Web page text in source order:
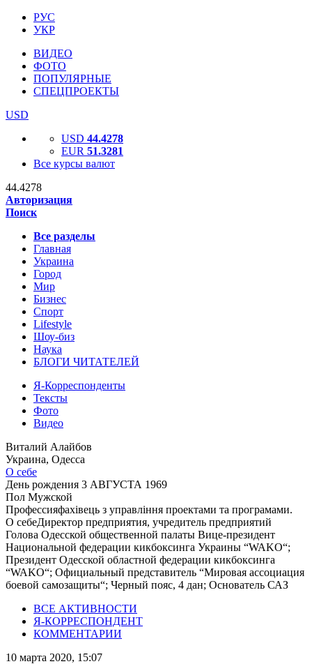
РУС
УКР
ВИДЕО
ФОТО
ПОПУЛЯРНЫЕ
СПЕЦПРОЕКТЫ
USD
USD 44.4278
EUR 51.3281
Все курсы валют
44.4278
Авторизация
Поиск
Все разделы
Главная
Украина
Город
Мир
Бизнес
Спорт
Lifestyle
Шоу-биз
Наука
БЛОГИ ЧИТАТЕЛЕЙ
Я-Корреспонденты
Тексты
Фото
Видео
Виталий Алайбов
Украина, Одесса
О себе
День рождения 3 АВГУСТА 1969
Пол Мужской
Профессияфахівець з управління проектами та програмами.
О себеДиректор предприятия, учредитель предприятий
Голова Одесской общественной палаты Вице-президент
Национальной федерации кикбоксинга Украины “WAKO“;
Президент Одесской областной федерации кикбоксинга
“WAKO“; Официальный представитель “Мировая ассоциация
боевой самозащиты“; Черный пояс, 4 дан; Основатель САЗ
ВСЕ АКТИВНОСТИ
Я-КОРРЕСПОНДЕНТ
КОММЕНТАРИИ
10 марта 2020, 15:07